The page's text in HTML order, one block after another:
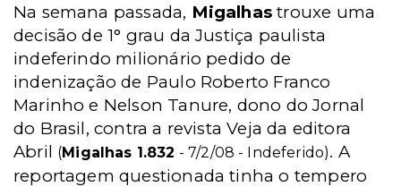
Na semana passada, Migalhastrouxe uma
decisão de 1° grau da Justiça paulista
indeferindo milionário pedido de
indenização de Paulo Roberto Franco
Marinho e Nelson Tanure, dono do Jornal
do Brasil, contra a revista Veja da editora
Abril (Migalhas 1.832 - 7/2/08 - Indeferido). A
reportagem questionada tinha o tempero